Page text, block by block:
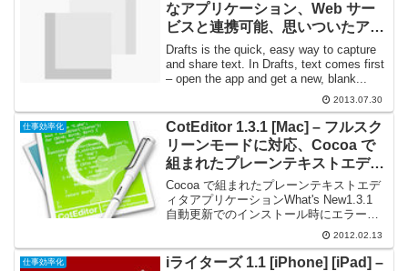
なアプリケーション、Web サー
ビスと連携可能、思いついたアイ
デアを素早く書き留められる
Drafts is the quick, easy way to capture
and share text. In Drafts, text comes first
– open the app and get a new, blank...
2013.07.30
仕事効率化
CotEditor 1.3.1 [Mac] – フルスク
リーンモードに対応、Cocoa で
組まれたプレーンテキストエディ
タアプリケーション
Cocoa で組まれたプレーンテキストエデ
ィタアプリケーションWhat's New1.3.1
自動更新でのインストール時にエラーに
なる問題を修正。1.3 フルスクリーン対応
（10.7のみ） ファイル保存時に拡張子
"txt" をつけるオプシ...
2012.02.13
仕事効率化
iライターズ 1.1 [iPhone] [iPad] –